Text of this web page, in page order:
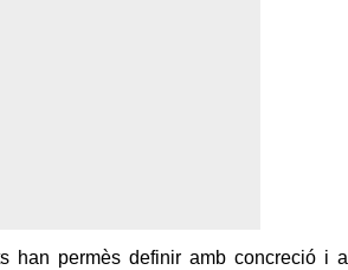
han permès definir amb concreció i a